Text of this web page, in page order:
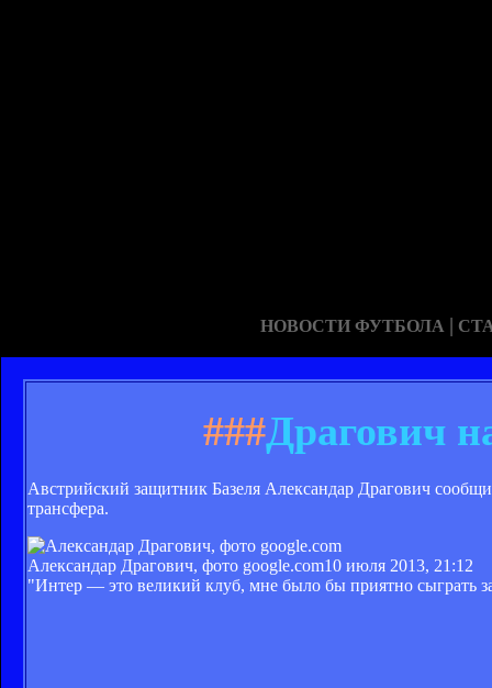
НОВОСТИ ФУТБОЛА |
###Драгович
Австрийский защитник Базеля Александар Драгович
трансфера.
Александар Драгович, фото google.com10 июля 2013, 21:12
"Интер — это великий клуб, мне было бы приятно сыграть